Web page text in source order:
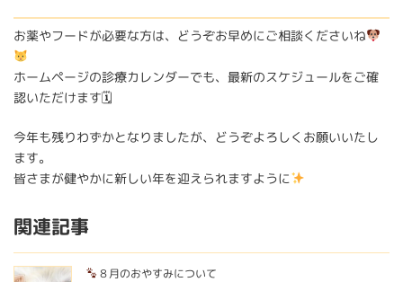
お薬やフードが必要な方は、どうぞお早めにご相談くださいね
ホームページの診療カレンダーでも、最新のスケジュールをご確
認いただけます🗓
今年も残りわずかとなりましたが、どうぞよろしくお願いいたし
ます。
皆さまが健やかに新しい年を迎えられますように
関連記事
８月のおやすみについて